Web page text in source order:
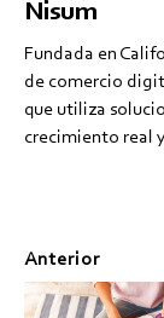
Nisum
Fundada en
de comercio
que utiliza
crecimiento real
Anterior